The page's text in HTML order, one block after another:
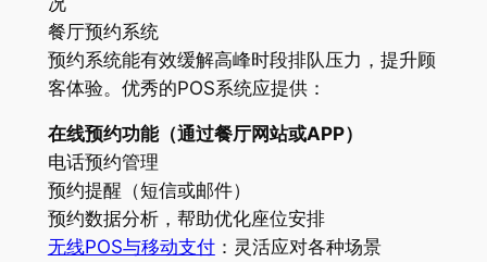
餐厅预约系统
预约系统能有效缓解高峰时段排队压力，提升顾
客体验。优秀的POS系统应提供：
在线预约功能（通过餐厅网站或APP）
电话预约管理
预约提醒（短信或邮件）
预约数据分析，帮助优化座位安排
无线POS与移动支付：灵活应对各种场景